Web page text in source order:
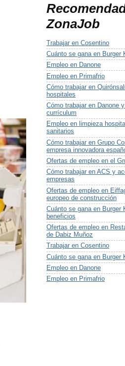
ZonaJob
Trabajar en Cosentino
Cuánto se gana en Burger
Empleo en Danone
Empleo en Primafrio
Cómo trabajar en
hospitales
Cómo trabajar en Danone
currículum
Empleo en limpieza
sanitarios
Cómo trabajar en Grupo
empresa innovadora
Ofertas de empleo en el
Cómo trabajar en ACS y
empresas
Ofertas de empleo en
europeo de construcción
Cuánto se gana en Burger
beneficios
Ofertas de empleo en
de Dabiz Muñoz
Trabajar en Cosentino
Cuánto se gana en Burger
Empleo en Danone
Empleo en Primafrio